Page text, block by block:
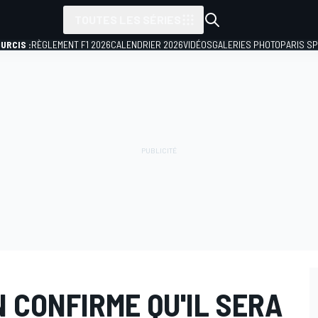
:RÈGLEMENT F1 2026CALENDRIER 2026VIDÉOSGALERIES PHOTOPARIS
QU'IL SERA